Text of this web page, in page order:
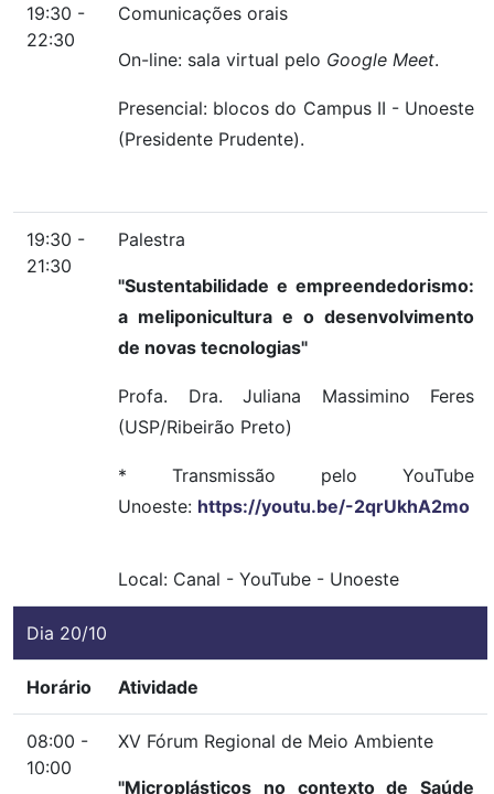
19:30 -
22:30
Comunicações orais
On-line: sala virtual pelo Google Meet.
Presencial: blocos do Campus II - Unoeste
(Presidente Prudente).
19:30 -
21:30
Palestra
"Sustentabilidade e empreendedorismo:
a meliponicultura e o desenvolvimento
de novas tecnologias"
Profa. Dra. Juliana Massimino Feres
(USP/Ribeirão Preto)
* Transmissão pelo YouTube
Unoeste: https://youtu.be/-2qrUkhA2mo
Local: Canal - YouTube - Unoeste
Dia 20/10
Horário Atividade
08:00 -
10:00
XV Fórum Regional de Meio Ambiente
"Microplásticos no contexto de Saúde